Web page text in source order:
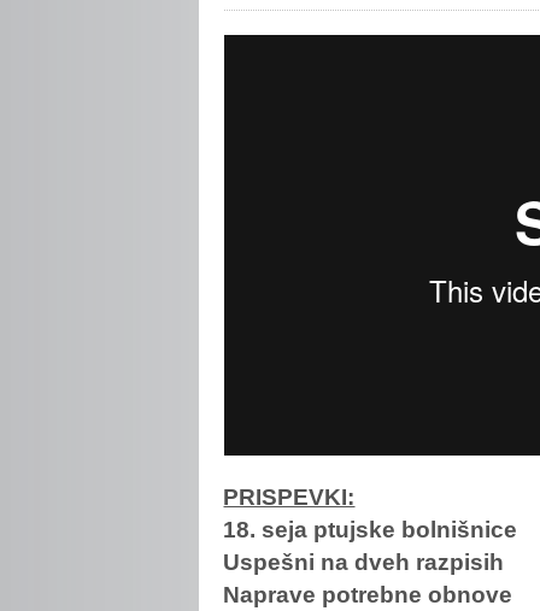
PRISPEVKI:
18. seja ptujske bolnišnice
Uspešni na dveh razpisih
Naprave potrebne obnove